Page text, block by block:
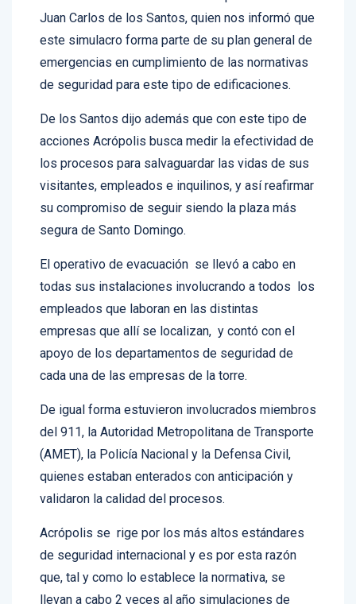
Dicha acción estuvo encabezada por su Gerente
Juan Carlos de los Santos, quien nos informó que
este simulacro forma parte de su plan general de
emergencias en cumplimiento de las normativas
De los Santos dijo además que con este tipo de
acciones Acrópolis busca medir la efectividad de
los procesos para salvaguardar las vidas de sus
visitantes, empleados e inquilinos, y así reafirmar
su compromiso de seguir siendo la plaza más
El operativo de evacuación se llevó a cabo en
todas sus instalaciones involucrando a todos los
empleados que laboran en las distintas
empresas que allí se localizan, y contó con el
apoyo de los departamentos de seguridad de
De igual forma estuvieron involucrados miembros
del 911, la Autoridad Metropolitana de Transporte
(AMET), la Policía Nacional y la Defensa Civil,
quienes estaban enterados con anticipación y
Acrópolis se rige por los más altos estándares
de seguridad internacional y es por esta razón
que, tal y como lo establece la normativa, se